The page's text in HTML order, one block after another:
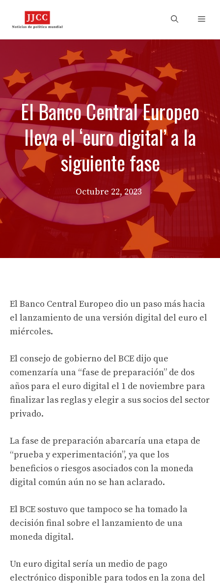
El Banco Central Europeo
lleva el ‘euro digital’ a la
siguiente fase
Octubre 22, 2023
El Banco Central Europeo dio un paso más hacia
el lanzamiento de una versión digital del euro el
miércoles.
El consejo de gobierno del BCE dijo que
comenzaría una “fase de preparación” de dos
años para el euro digital el 1 de noviembre para
finalizar las reglas y elegir a sus socios del sector
privado.
La fase de preparación abarcaría una etapa de
“prueba y experimentación”, ya que los
beneficios o riesgos asociados con la moneda
digital común aún no se han aclarado.
El BCE sostuvo que tampoco se ha tomado la
decisión final sobre el lanzamiento de una
moneda digital.
Un euro digital sería un medio de pago
electrónico disponible para todos en la zona del